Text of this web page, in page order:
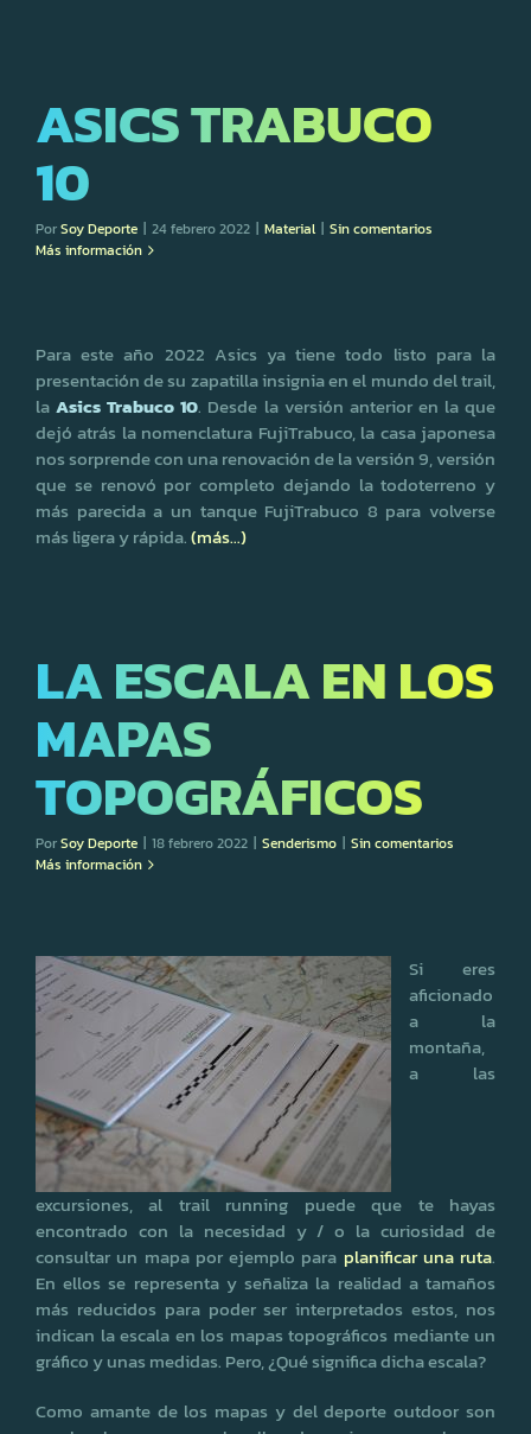
ASICS TRABUCO
10
PorSoy Deporte 24 febrero 2022 Material
Sin comentarios
Más información
Para este año 2022 Asics ya tiene todo listo para la
presentación de su zapatilla insignia en el mundo del trail,
laAsics Trabuco 10. Desde la versión anterior en la que
dejó atrás la nomenclatura FujiTrabuco, la casa japonesa
nos sorprende con una renovación de la versión 9, versión
que se renovó por completo dejando la todoterreno y
más parecida a un tanque FujiTrabuco 8 para volverse
más ligera y rápida.(más…)
LA ESCALA EN LOS
MAPAS
TOPOGRÁFICOS
PorSoy Deporte 18 febrero 2022 Senderismo
Sin comentarios
Más información
Si eres
aficionado
a la
montaña,
a las
excursiones, al trail running puede que te hayas
encontrado con la necesidad y / o la curiosidad de
consultar un mapa por ejemplo para planificar una ruta.
En ellos se representa y señaliza la realidad a tamaños
más reducidos para poder ser interpretados estos, nos
indican la escala en los mapas topográficos mediante un
gráfico y unas medidas. Pero, ¿Qué significa dicha escala?
Como amante de los mapas y del deporte outdoor son